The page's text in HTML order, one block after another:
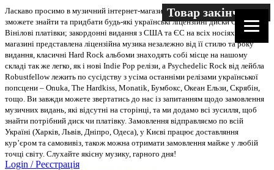
Ласкаво просимо в музичний інтернет-магазин “Два меломани”. У нас Ви
зможете знайти та придбати будь-які українські ліцензійні диски CD, DVD,
Вінілові платівки; закордонні видання з США та ЄС на всіх носіях. В
магазині представлена ліцензійна музика незалежно від її стилю та року
видання, класичні Hard Rock альбоми знаходять собі місце на нашому
складі так же легко, як і нові Indie Pop релізи, а Psychedelic Rock від лейбла
Robustfellow лежить по сусідству з усіма останніми релізами української
попсцени – Onuka, The Hardkiss, Monatik, Бумбокс, Океан Ельзи, Скрябін,
тощо. Ви завжди можете звертатись до нас із запитанням щодо замовлення
музичних видань, які відсутні на сторінці, та ми додамо всі зусилля, щоб
знайти потрібний диск чи платівку. Замовлення відправляємо по всій
Україні (Харків, Львів, Дніпро, Одеса), у Києві працює доставляння
кур’єром та самовивіз, також можна отримати замовлення майже у любій
точці світу. Слухайте якісну музику, гарного дня!
Login /Реєстрація
Товар закінчився